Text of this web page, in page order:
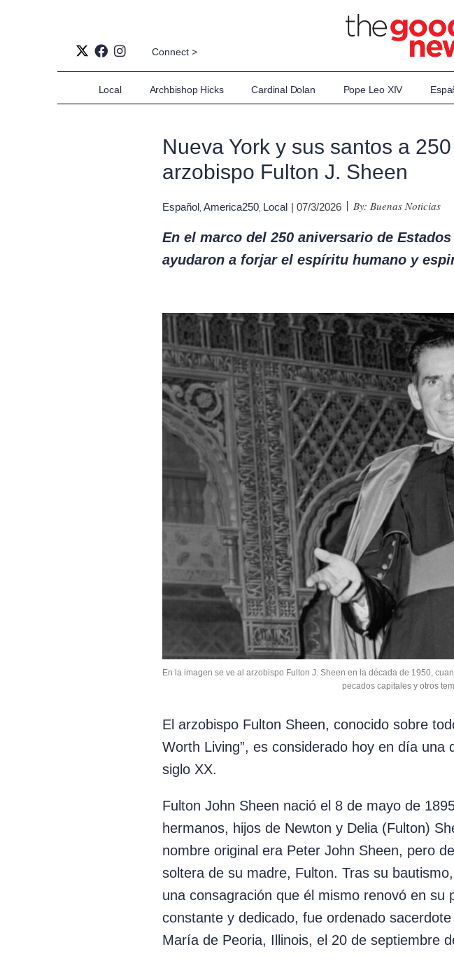
Connect >
Local Archbishop Hicks Cardinal Dolan Pope Leo XIV
Nueva York y sus santos a
arzobispo Fulton J. Sheen
Español America250 Local | 07/3/2026 By: Buenas Noticias
En el marco del 250 aniversario de
ayudaron a forjar el espíritu humano y
En la imagen se ve al arzobispo Fulton J. Sheen en la década de 1950,
pecados capitales y otros
El arzobispo Fulton Sheen, conocido sobre
Worth Living”, es considerado hoy en día una
siglo XX.
Fulton John Sheen nació el 8 de mayo de
hermanos, hijos de Newton y Delia (Fulton)
nombre original era Peter John Sheen, pero
soltera de su madre, Fulton. Tras su
una consagración que él mismo renovó en
constante y dedicado, fue ordenado
María de Peoria, Illinois, el 20 de septiembre